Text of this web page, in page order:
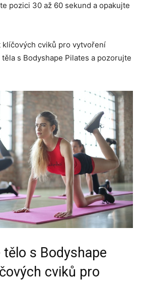
pozici 30 až 60 sekund a opakujte
cviků pro vytvoření
s Bodyshape Pilates a pozorujte
s Bodyshape
cviků pro